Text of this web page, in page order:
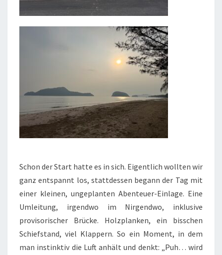
Schon der Start hatte es in sich. Eigentlich wollten wir
ganz entspannt los, stattdessen begann der Tag mit
einer kleinen, ungeplanten Abenteuer-Einlage. Eine
Umleitung, irgendwo im Nirgendwo, inklusive
provisorischer Brücke. Holzplanken, ein bisschen
Schiefstand, viel Klappern. So ein Moment, in dem
man instinktiv die Luft anhält und denkt: „Puh… wird